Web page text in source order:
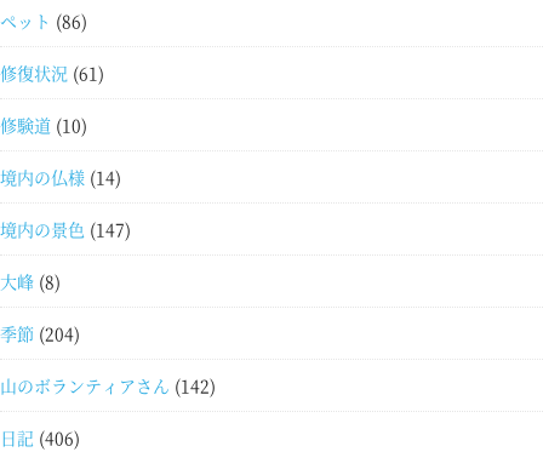
ペット (86)
修復状況 (61)
修験道 (10)
境内の仏様 (14)
境内の景色 (147)
大峰 (8)
季節 (204)
山のボランティアさん (142)
日記 (406)